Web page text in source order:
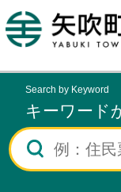
Search by Keyword
キーワード